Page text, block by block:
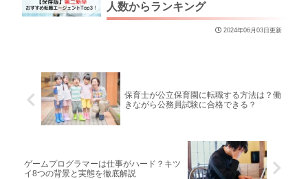
人数からランキング
2024年06月03日更新
保育士が公立保育園に転職する方法は？働
きながら公務員試験に合格できる？
ゲームプログラマーは仕事がハード？キツ
イ8つの背景と実態を徹底解説